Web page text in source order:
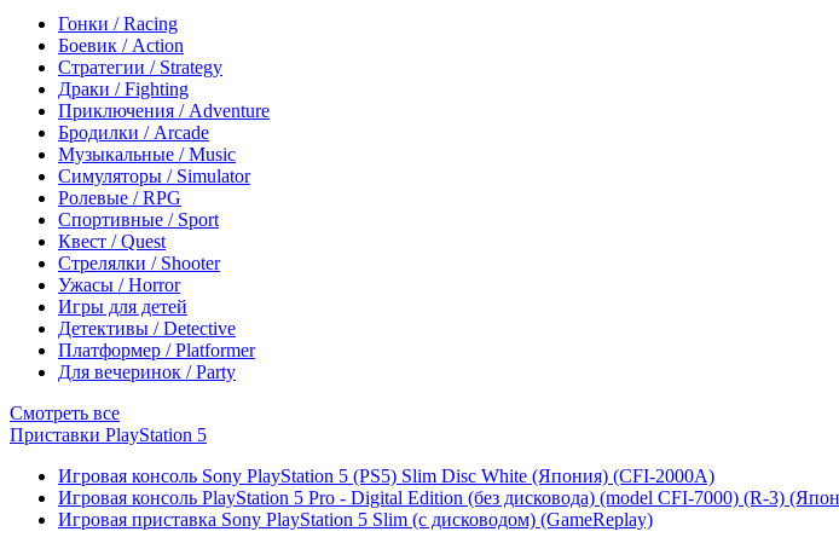
Гонки / Racing
Боевик / Action
Стратегии / Strategy
Драки / Fighting
Приключения / Adventure
Бродилки / Arcade
Музыкальные / Music
Симуляторы / Simulator
Ролевые / RPG
Спортивные / Sport
Квест / Quest
Стрелялки / Shooter
Ужасы / Horror
Игры для детей
Детективы / Detective
Платформер / Platformer
Для вечеринок / Party
Смотреть все
Приставки PlayStation 5
Игровая консоль Sony PlayStation 5 (PS5) Slim Disc White (Япония) (CFI-2000A)
Игровая консоль PlayStation 5 Pro - Digital Edition (без дисковода) (model CFI-7000) (R-3)
Игровая приставка Sony PlayStation 5 Slim (с дисководом) (GameReplay)